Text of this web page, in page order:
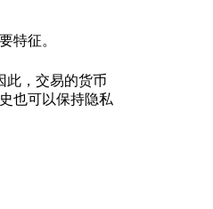
特征。
此，交易的货币
也可以保持隐私